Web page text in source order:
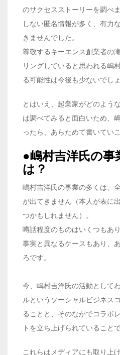
のサクセスストーリーを調べ
しない匿名情報が多く、有力
きませんでした。
尊敬するキーエンス創業者の
リングしていると思われる嶋
る可能性は今後も少ないでしょ
とはいえ、起業家がどのよう
は調べてみると面白いため、
ったら、あらためて書いてい
●嶋村吉洋氏の事
は？
嶋村吉洋氏の事業の多くは、
が出てきません（本人が表に
つかもしれません）。
噂話程度のものはいくつもあ
事実と異なるケースもあり、
ろです。
今、嶋村吉洋氏の活動として
ルというソーシャルビジネス
ることと、そのなかでコラボ
トを立ち上げられていることで
これらはメディアにも取り上